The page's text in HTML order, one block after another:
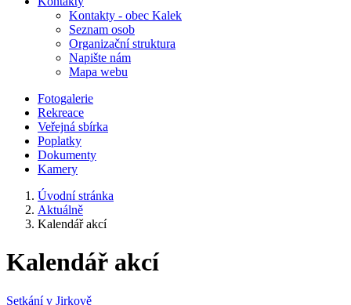
Kontakty - obec Kalek
Seznam osob
Organizační struktura
Napište nám
Mapa webu
Fotogalerie
Rekreace
Veřejná sbírka
Poplatky
Dokumenty
Kamery
Úvodní stránka
Aktuálně
Kalendář akcí
Kalendář akcí
Setkání v Jirkově